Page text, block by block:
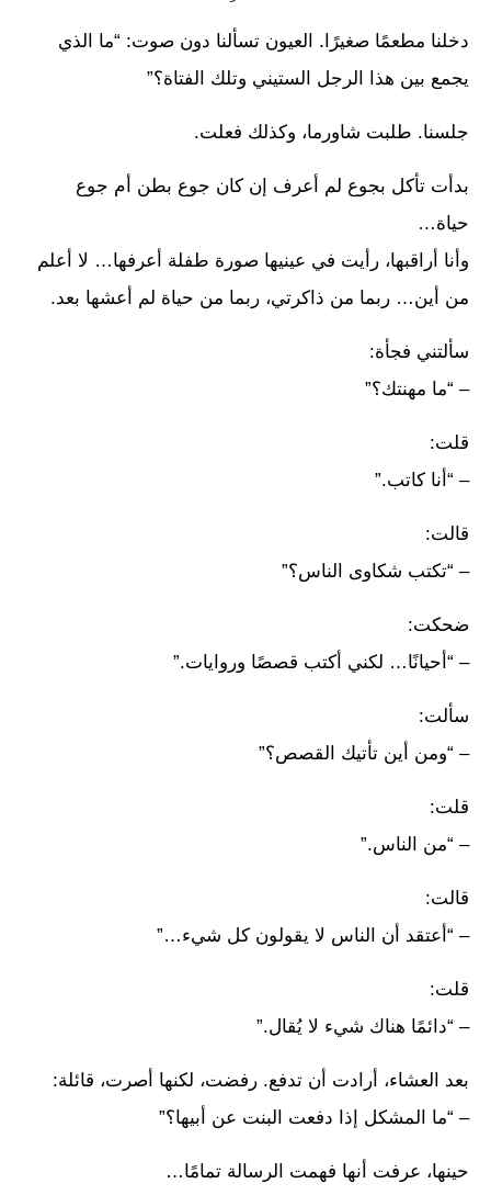
دخلنا مطعمًا صغيرًا. العيون تسألنا دون صوت: “ما الذي
يجمع بين هذا الرجل الستيني وتلك الفتاة؟”
جلسنا. طلبت شاورما، وكذلك فعلت.
بدأت تأكل بجوع لم أعرف إن كان جوع بطن أم جوع
حياة…
وأنا أراقبها، رأيت في عينيها صورة طفلة أعرفها… لا أعلم
من أين… ربما من ذاكرتي، ربما من حياة لم أعشها بعد.
سألتني فجأة:
– “ما مهنتك؟”
قلت:
– “أنا كاتب.”
قالت:
– “تكتب شكاوى الناس؟”
ضحكت:
– “أحيانًا… لكني أكتب قصصًا وروايات.”
سألت:
– “ومن أين تأتيك القصص؟”
قلت:
– “من الناس.”
قالت:
– “أعتقد أن الناس لا يقولون كل شيء…”
قلت:
– “دائمًا هناك شيء لا يُقال.”
بعد العشاء، أرادت أن تدفع. رفضت، لكنها أصرت، قائلة:
– “ما المشكل إذا دفعت البنت عن أبيها؟”
حينها، عرفت أنها فهمت الرسالة تمامًا…